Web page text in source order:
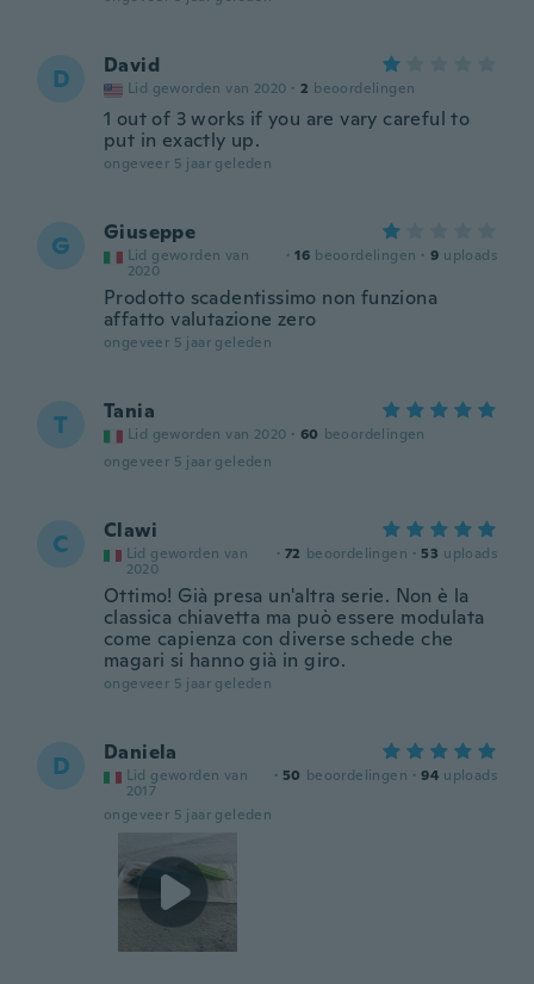
D David
Lid geworden van 2020 · 2 beoordelingen
1 out of 3 works if you are vary careful to
put in exactly up.
ongeveer 5 jaar geleden
G Giuseppe
Lid geworden van
2020
· 16 beoordelingen · 9 uploads
Prodotto scadentissimo non funziona
affatto valutazione zero
ongeveer 5 jaar geleden
T Tania
Lid geworden van 2020 · 60 beoordelingen
ongeveer 5 jaar geleden
C Clawi
Lid geworden van
2020
· 72 beoordelingen · 53 uploads
Ottimo! Già presa un'altra serie. Non è la
classica chiavetta ma può essere modulata
come capienza con diverse schede che
magari si hanno già in giro.
ongeveer 5 jaar geleden
D Daniela
Lid geworden van
2017
· 50 beoordelingen · 94 uploads
ongeveer 5 jaar geleden